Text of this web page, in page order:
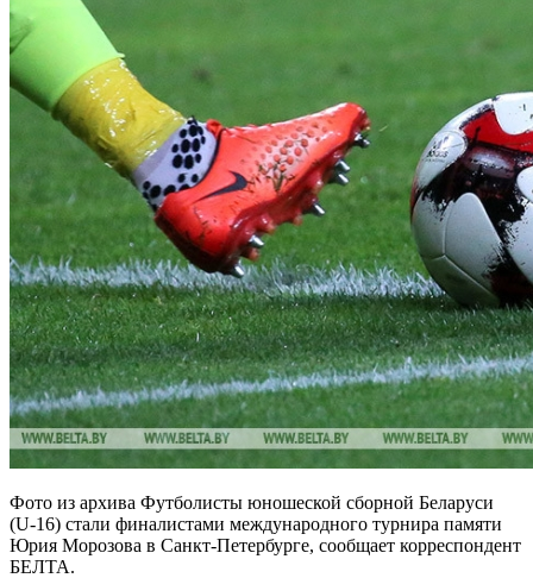
Фото из архива Футболисты юношеской сборной Беларуси
(U-16) стали финалистами международного турнира памяти
Юрия Морозова в Санкт-Петербурге, сообщает корреспондент
БЕЛТА.